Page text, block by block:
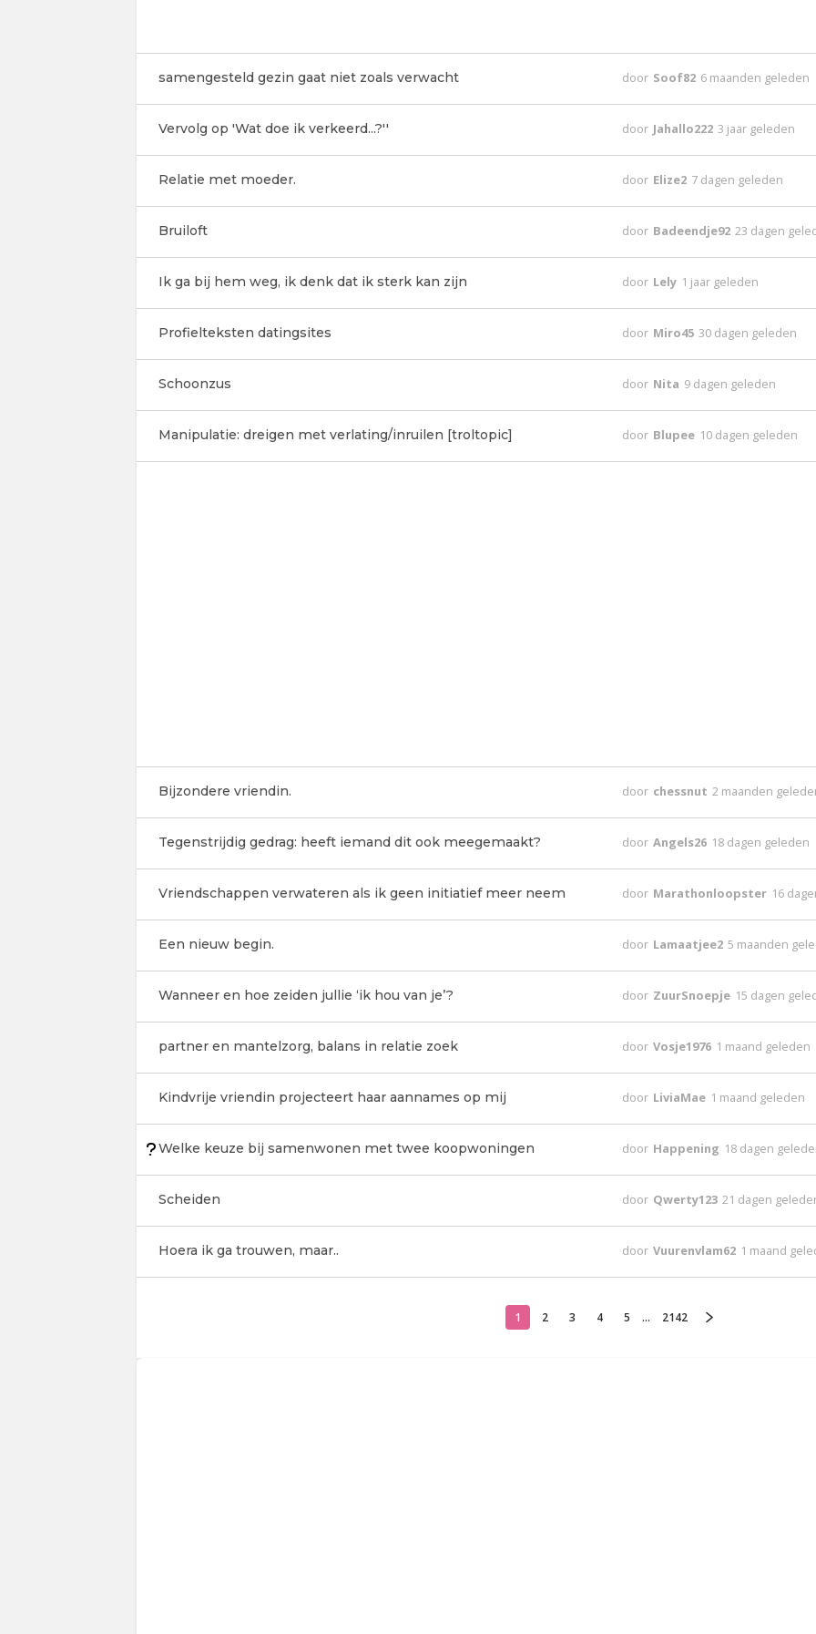
samengesteld gezin gaat niet zoals verwacht door Soof82 6 maanden geleden
Vervolg op 'Wat doe ik verkeerd...?'' door Jahallo222 3 jaar geleden
Relatie met moeder. door Elize2 7 dagen geleden
Bruiloft door Badeendje92 23 dagen
Ik ga bij hem weg, ik denk dat ik sterk kan zijn door Lely 1 jaar geleden
Profielteksten datingsites door Miro45 30 dagen geleden
Schoonzus door Nita 9 dagen geleden
Manipulatie: dreigen met verlating/inruilen [troltopic] door Blupee 10 dagen geleden
Bijzondere vriendin. door chessnut 2 maanden
Tegenstrijdig gedrag: heeft iemand dit ook meegemaakt? door Angels26 18 dagen geleden
Vriendschappen verwateren als ik geen initiatief meer neem door Marathonloopster 16
Een nieuw begin. door Lamaatjee2 5 maanden
Wanneer en hoe zeiden jullie ‘ik hou van je’? door ZuurSnoepje 15 dagen
partner en mantelzorg, balans in relatie zoek door Vosje1976 1 maand geleden
Kindvrije vriendin projecteert haar aannames op mij door LiviaMae 1 maand geleden
Welke keuze bij samenwonen met twee koopwoningen door Happening 18 dagen
Scheiden door Qwerty123 21 dagen
Hoera ik ga trouwen, maar.. door Vuurenvlam62 1 maand
1 2 3 4 5 ... 2142